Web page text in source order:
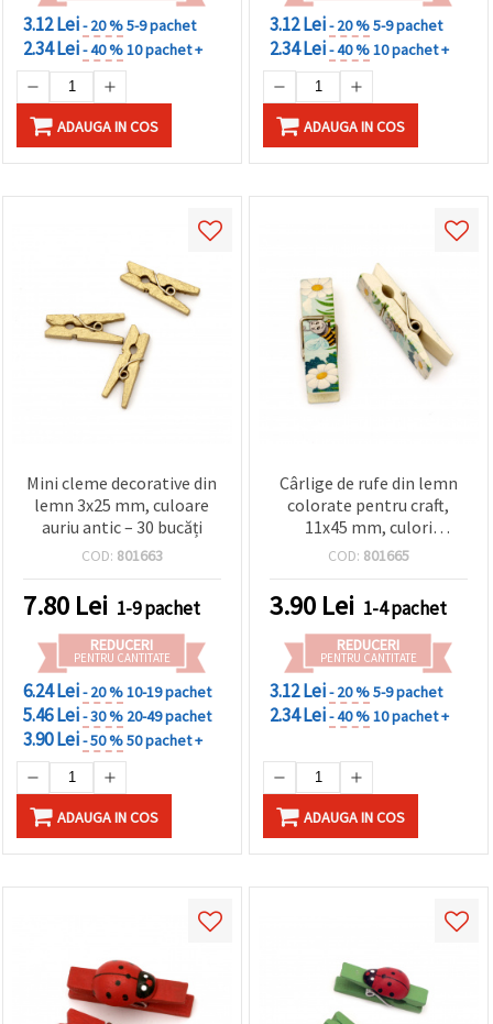
3.12 Lei- 20 %5-9 pachet
2.34 Lei- 40 %10 pachet +
ADAUGA IN COS
3.12 Lei- 20 %5-9 pachet
2.34 Lei- 40 %10 pachet +
ADAUGA IN COS
Mini cleme decorative din
lemn 3x25 mm, culoare
auriu antic – 30 bucăți
COD: 801663
7.80 Lei 1-9 pachet
REDUCERI
PENTRU CANTITATE
6.24 Lei- 20 %10-19 pachet
5.46 Lei- 30 % 20-49 pachet
3.90 Lei- 50 %50 pachet +
ADAUGA IN COS
Cârlige de rufe din lemn
colorate pentru craft,
11x45 mm, culori
asortate, 5 buc.
COD: 801665
3.90 Lei 1-4 pachet
REDUCERI
PENTRU CANTITATE
3.12 Lei- 20 %5-9 pachet
2.34 Lei- 40 %10 pachet +
ADAUGA IN COS